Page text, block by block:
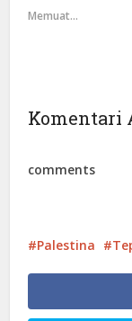
Memuat...
Komentari
comments
Palestina